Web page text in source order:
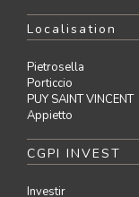
Localisation
Pietrosella
Porticcio
PUY SAINT VINCENT
Appietto
CGPI INVEST
Investir